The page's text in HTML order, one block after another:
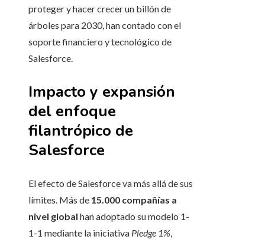
proteger y hacer crecer un billón de
árboles para 2030, han contado con el
soporte financiero y tecnológico de
Salesforce.
Impacto y expansión
del enfoque
filantrópico de
Salesforce
El efecto de Salesforce va más allá de sus
límites. Más de 15.000 compañías a
nivel global han adoptado su modelo 1-
1-1 mediante la iniciativa Pledge 1%